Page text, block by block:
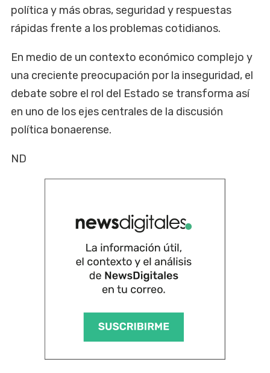
política y más obras, seguridad y respuestas
rápidas frente a los problemas cotidianos.
En medio de un contexto económico complejo y
una creciente preocupación por la inseguridad, el
debate sobre el rol del Estado se transforma así
en uno de los ejes centrales de la discusión
política bonaerense.
ND